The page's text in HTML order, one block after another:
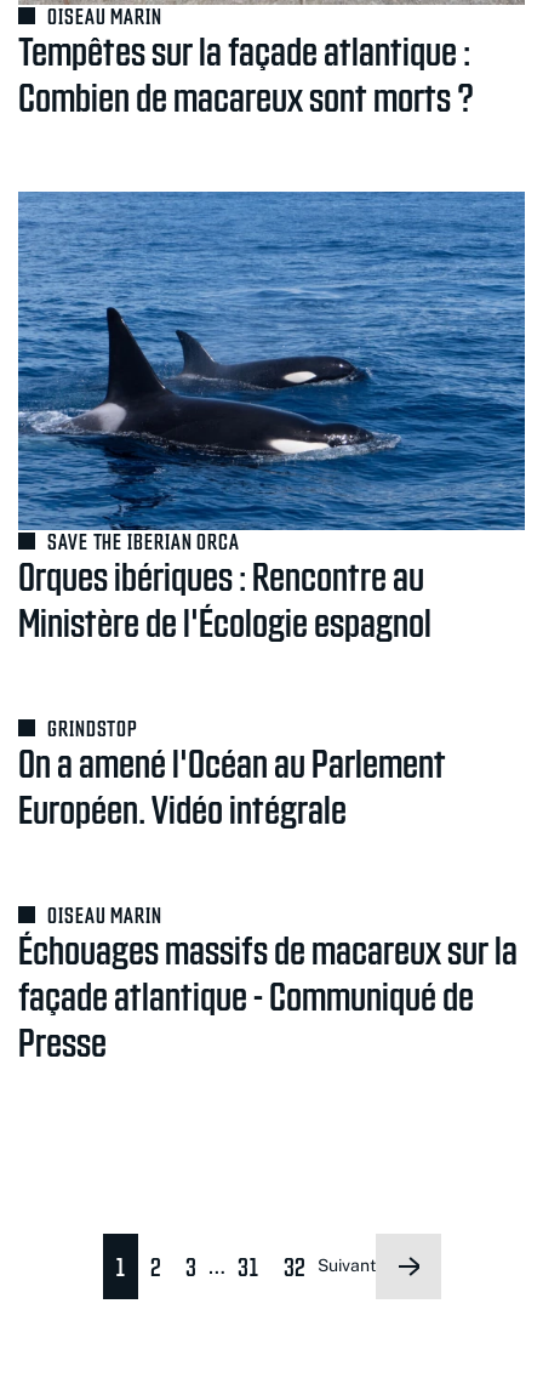
OISEAU MARIN
Tempêtes sur la façade atlantique :
Combien de macareux sont morts ?
SAVE THE IBERIAN ORCA
Orques ibériques : Rencontre au
Ministère de l'Écologie espagnol
GRINDSTOP
On a amené l'Océan au Parlement
Européen. Vidéo intégrale
OISEAU MARIN
Échouages massifs de macareux sur la
façade atlantique - Communiqué de
Presse
1 2 3 … 31 32 Suivant